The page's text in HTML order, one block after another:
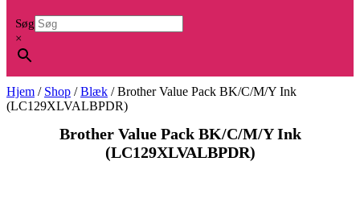
Søg
×
Hjem / Shop /Blæk / Brother Value Pack BK/C/M/Y Ink
(LC129XLVALBPDR)
Brother Value Pack BK/C/M/Y Ink
(LC129XLVALBPDR)